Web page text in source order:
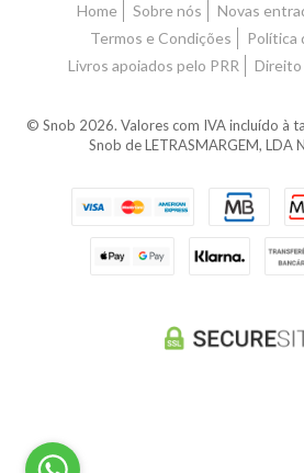
Home Sobre nós Novas
Termos e Condições
Política
Livros apoiados pelo PRR
Direito
© Snob 2026. Valores com IVA incluído à
Snob de LETRASMARGEM, LDA